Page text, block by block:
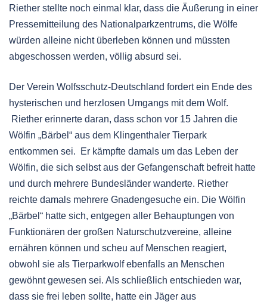
Riether stellte noch einmal klar, dass die Äußerung in einer
Pressemitteilung des Nationalparkzentrums, die Wölfe
würden alleine nicht überleben können und müssten
abgeschossen werden, völlig absurd sei.
Der Verein Wolfsschutz-Deutschland fordert ein Ende des
hysterischen und herzlosen Umgangs mit dem Wolf.
Riether erinnerte daran, dass schon vor 15 Jahren die
Wölfin „Bärbel“ aus dem Klingenthaler Tierpark
entkommen sei. Er kämpfte damals um das Leben der
Wölfin, die sich selbst aus der Gefangenschaft befreit hatte
und durch mehrere Bundesländer wanderte. Riether
reichte damals mehrere Gnadengesuche ein. Die Wölfin
„Bärbel“ hatte sich, entgegen aller Behauptungen von
Funktionären der großen Naturschutzvereine, alleine
ernähren können und scheu auf Menschen reagiert,
obwohl sie als Tierparkwolf ebenfalls an Menschen
gewöhnt gewesen sei. Als schließlich entschieden war,
dass sie frei leben sollte, hatte ein Jäger aus